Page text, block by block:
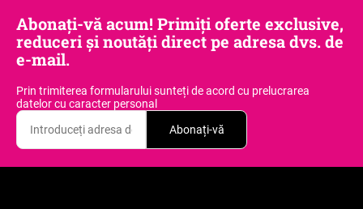
t
i
c
o
l
e
l
u
l
i
t
ă
r
Abonați-vă acum! Primiți oferte exclusive,
reduceri și noutăți direct pe adresa dvs. de
e-mail.
Prin trimiterea formularului sunteți de acord cu prelucrarea
datelor cu caracter personal
Abonați-vă